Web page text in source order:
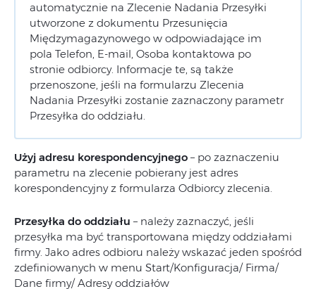
automatycznie na Zlecenie Nadania Przesyłki
utworzone z dokumentu Przesunięcia
Międzymagazynowego w odpowiadające im
pola Telefon, E-mail, Osoba kontaktowa po
stronie odbiorcy. Informacje te, są także
przenoszone, jeśli na formularzu Zlecenia
Nadania Przesyłki zostanie zaznaczony parametr
Przesyłka do oddziału.
Użyj adresu korespondencyjnego – po zaznaczeniu
parametru na zlecenie pobierany jest adres
korespondencyjny z formularza Odbiorcy zlecenia.
Przesyłka do oddziału – należy zaznaczyć, jeśli
przesyłka ma być transportowana między oddziałami
firmy. Jako adres odbioru należy wskazać jeden spośród
zdefiniowanych w menu Start/Konfiguracja/ Firma/
Dane firmy/ Adresy oddziałów